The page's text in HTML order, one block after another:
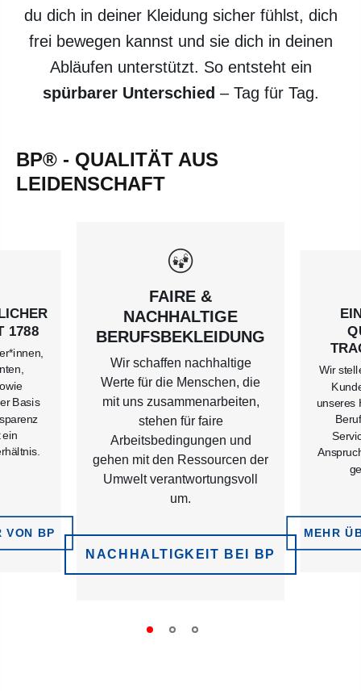
du dich in deiner Kleidung sicher fühlst, dich
frei bewegen kannst und sie dich in deinen
Abläufen unterstützt. So entsteht ein
spürbarer Unterschied – Tag für Tag.
BP® - QUALITÄT AUS
LEIDENSCHAFT
1788
Basis
ein
VON BP
FAIRE &
NACHHALTIGE
BERUFSBEKLEIDUNG
Wir schaffen nachhaltige
Werte für die Menschen, die
mit uns zusammenarbeiten,
stehen für faire
Arbeitsbedingungen und
gehen mit den Ressourcen der
Umwelt verantwortungsvoll
um.
NACHHALTIGKEIT BEI BP
Wir
unseres
MEHR